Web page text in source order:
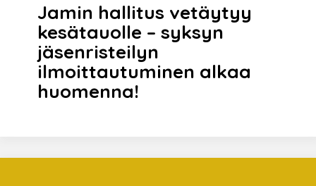
Jamin hallitus vetäytyy
kesätauolle – syksyn
jäsenristeilyn
ilmoittautuminen alkaa
huomenna!